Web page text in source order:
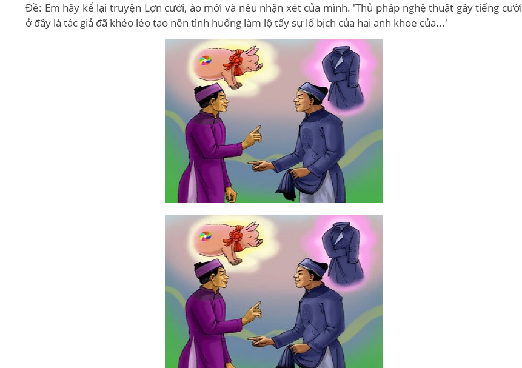
Đề: Em hãy kể lại truyện Lợn cưới, áo mới và nêu nhận xét của mình. 'Thủ pháp nghệ thuật gây tiếng cười
ở đây là tác giả đã khéo léo tạo nên tình huống làm lộ tẩy sự lố bịch của hai anh khoe của...'